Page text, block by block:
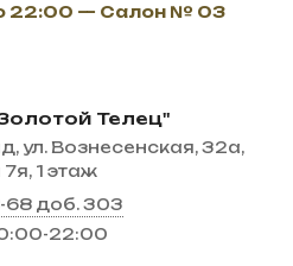
22:00 — Салон № 03
Телец"
ул. Вознесенская, 32а,
1 этаж
68 доб. 303
22:00